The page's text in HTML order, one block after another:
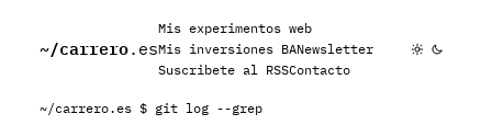
~/carrero.es
Mis experimentos web
Mis inversiones BANewsletter
Suscribete al RSSContacto
~/carrero.es $ git log --grep